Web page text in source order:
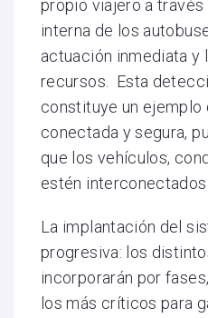
propio viajero a través
interna de los
actuación inmediata y
recursos. Esta
constituye un ejemplo
conectada y segura,
que los vehículos,
estén interconectados
La implantación del
progresiva: los
incorporarán por
los más críticos para